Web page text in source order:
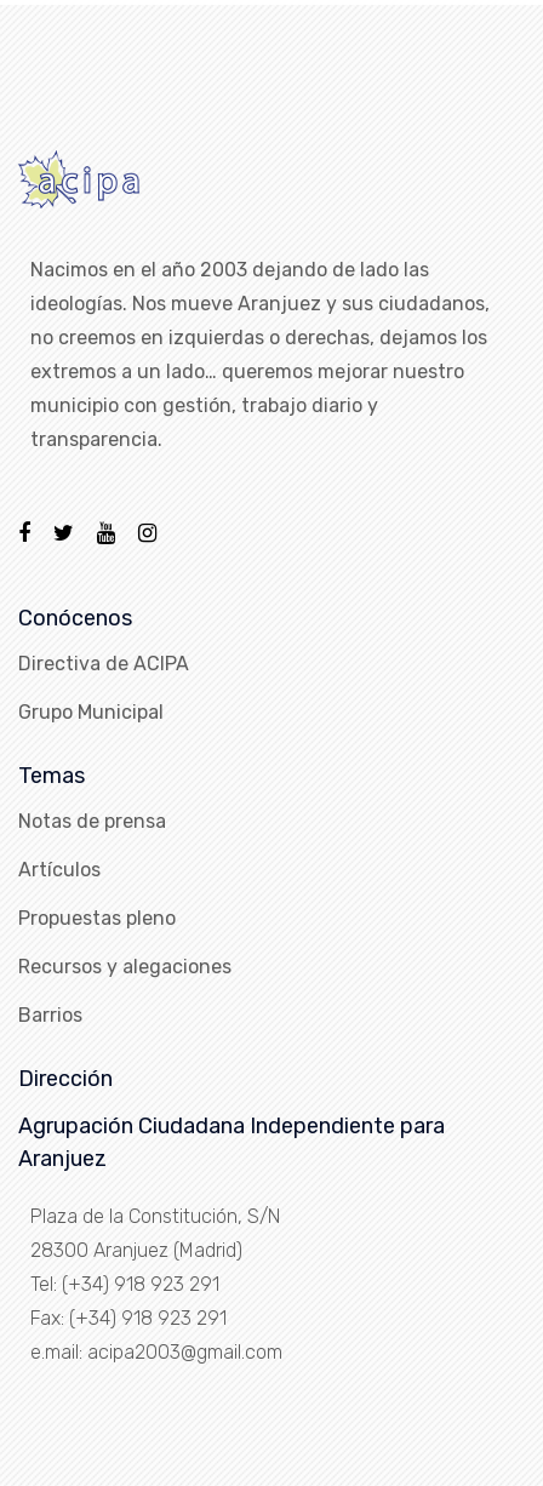
Nacimos en el año 2003 dejando de lado las
ideologías. Nos mueve Aranjuez y sus ciudadanos,
no creemos en izquierdas o derechas, dejamos los
extremos a un lado… queremos mejorar nuestro
municipio con gestión, trabajo diario y
transparencia.
Conócenos
Directiva de ACIPA
Grupo Municipal
Temas
Notas de prensa
Artículos
Propuestas pleno
Recursos y alegaciones
Barrios
Dirección
Agrupación Ciudadana Independiente para
Aranjuez
Plaza de la Constitución, S/N
28300 Aranjuez (Madrid)
Tel: (+34) 918 923 291
Fax: (+34) 918 923 291
e.mail: acipa2003@gmail.com